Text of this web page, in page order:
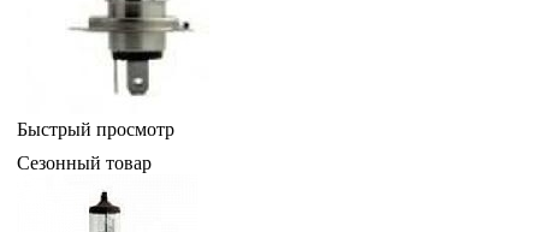
Быстрый просмотр
Сезонный товар